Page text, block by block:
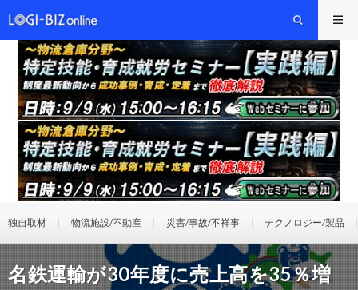
独自取材 物流施設/不動産 災害/事故/不祥事 テクノロジー/製品
名鉄運輸が30年度に売上高を35％増